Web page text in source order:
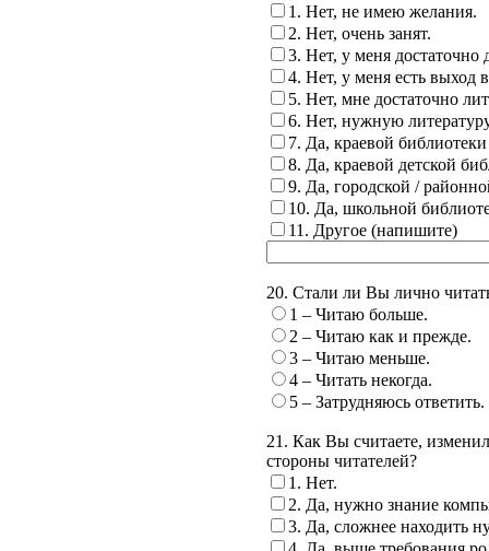
1. Нет, не имею желания.
2. Нет, очень занят.
3. Нет, у меня достаточно
4. Нет, у меня есть выход
5. Нет, мне достаточно
6. Нет, нужную
7. Да, краевой
8. Да, краевой детской
9. Да, городской /
10. Да, школьной
11. Другое (напишите)
20. Стали ли Вы лично
1 – Читаю больше.
2 – Читаю как и прежде.
3 – Читаю меньше.
4 – Читать некогда.
5 – Затрудняюсь ответить.
21. Как Вы считаете,
стороны читателей?
1. Нет.
2. Да, нужно знание
3. Да, сложнее находить